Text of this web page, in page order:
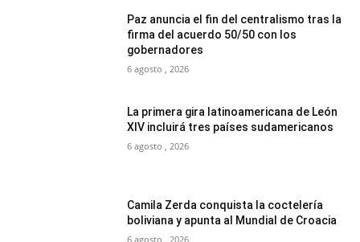
Paz anuncia el fin del centralismo tras la
firma del acuerdo 50/50 con los
gobernadores
6 agosto , 2026
La primera gira latinoamericana de León
XIV incluirá tres países sudamericanos
6 agosto , 2026
Camila Zerda conquista la coctelería
boliviana y apunta al Mundial de Croacia
6 agosto , 2026